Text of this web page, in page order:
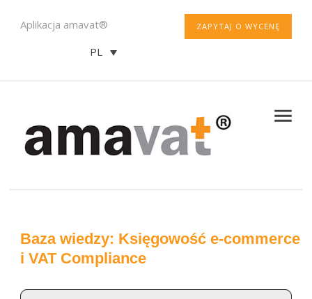
ZAPYTAJ O WYCENĘ
Aplikacja amavat®
PL
Baza wiedzy: Księgowość e-commerce
i VAT Compliance